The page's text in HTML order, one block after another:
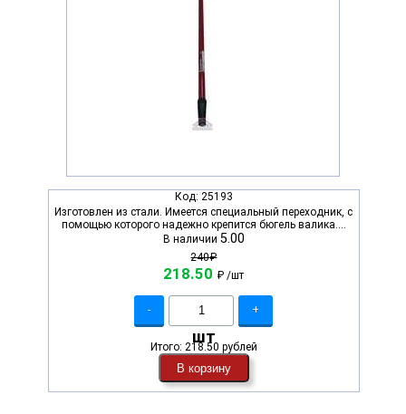
Код: 25193
Изготовлен из стали. Имеется специальный переходник, с
помощью которого надежно крепится бюгель валика....
В наличии 5.00
240₽
218.50 ₽/шт
- +
шт
Итого: 218.50 рублей
В корзину